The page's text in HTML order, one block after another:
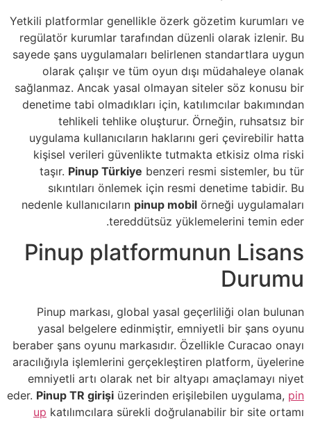
Yetkili platformlar genellikle özerk gözetim kurumları ve
regülatör kurumlar tarafından düzenli olarak izlenir. Bu
sayede şans uygulamaları belirlenen standartlara uygun
olarak çalışır ve tüm oyun dışı müdahaleye olanak
sağlanmaz. Ancak yasal olmayan siteler söz konusu bir
denetime tabi olmadıkları için, katılımcılar bakımından
tehlikeli tehlike oluşturur. Örneğin, ruhsatsız bir
uygulama kullanıcıların haklarını geri çevirebilir hatta
kişisel verileri güvenlikte tutmakta etkisiz olma riski
taşır. Pinup Türkiye benzeri resmi sistemler, bu tür
sıkıntıları önlemek için resmi denetime tabidir. Bu
nedenle kullanıcıların pinup mobil örneği uygulamaları
tereddütsüz yüklemelerini temin eder.
Pinup platformunun Lisans
Durumu
Pinup markası, global yasal geçerliliği olan bulunan
yasal belgelere edinmiştir, emniyetli bir şans oyunu
beraber şans oyunu markasıdır. Özellikle Curacao onayı
aracılığıyla işlemlerini gerçekleştiren platform, üyelerine
emniyetli artı olarak net bir altyapı amaçlamayı niyet
eder. Pinup TR girişi üzerinden erişilebilen uygulama, pin
up katılımcılara sürekli doğrulanabilir bir site ortamı